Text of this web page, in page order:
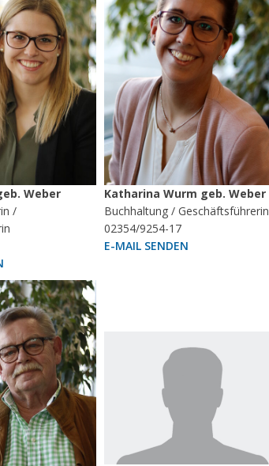
Weber
/
Katharina Wurm geb. Weber
Buchhaltung / Geschäftsführerin
02354/9254-17
E-MAIL SENDEN